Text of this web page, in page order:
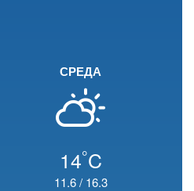
СРЕДА
14°C
11.6/ 16.3